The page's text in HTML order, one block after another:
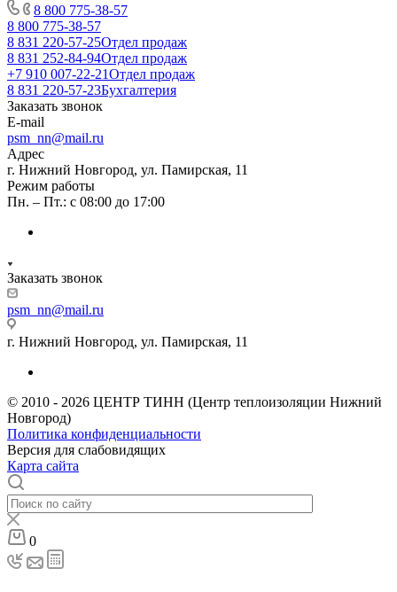
8 800 775-38-57
8 800 775-38-57
8 831 220-57-25Отдел продаж
8 831 252-84-94Отдел продаж
+7 910 007-22-21Отдел продаж
8 831 220-57-23Бухгалтерия
Заказать звонок
E-mail
psm_nn@mail.ru
Адрес
г. Нижний Новгород, ул. Памирская, 11
Режим работы
Пн. – Пт.: с 08:00 до 17:00
Заказать звонок
psm_nn@mail.ru
г. Нижний Новгород, ул. Памирская, 11
© 2010 - 2026 ЦЕНТР ТИНН (Центр теплоизоляции Нижний
Новгород)
Политика конфиденциальности
Версия для слабовидящих
Карта сайта
0